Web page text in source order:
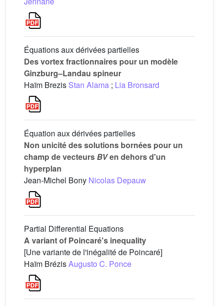
Équations aux dérivées partielles
Des vortex fractionnaires pour un modèle
Ginzburg–Landau spineur
Haïm Brezis Stan Alama ; Lia Bronsard
Équation aux dérivées partielles
Non unicité des solutions bornées pour un
champ de vecteursBVen dehors d'un
hyperplan
Jean-Michel Bony Nicolas Depauw
Partial Differential Equations
A variant of Poincaré's inequality
[Une variante de l'inégalité de Poincaré]
Haïm BrézisAugusto C. Ponce